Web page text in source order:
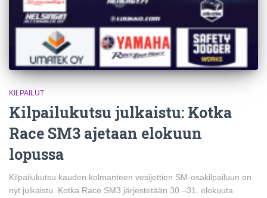
KILPAILUT
Kilpailukutsu julkaistu: Kotka
Race SM3 ajetaan elokuun
lopussa
Kilpailukutsu kauden kolmanteen vesijettien SM-osakilpailuun on
nyt julkaistu. Kotka Race SM3 järjestetään 30.–31. elokuuta